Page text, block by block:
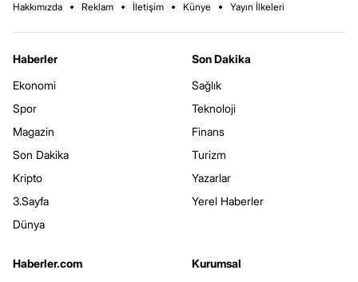
Hakkımızda Reklam İletişim Künye Yayın İlkeleri
Haberler
Ekonomi
Spor
Magazin
Son Dakika
Kripto
3.Sayfa
Dünya
Son Dakika
Sağlık
Teknoloji
Finans
Turizm
Yazarlar
Yerel Haberler
Haberler.com
Kurumsal